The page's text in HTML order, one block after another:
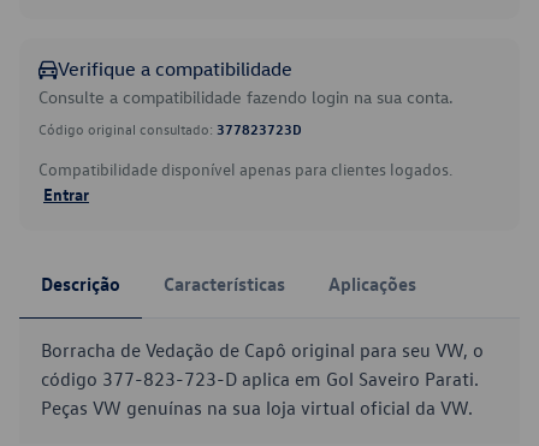
Verifique a compatibilidade
Consulte a compatibilidade fazendo login na sua conta.
Código original consultado: 377823723D
Compatibilidade disponível apenas para clientes logados.
Entrar
Descrição Características Aplicações
Borracha de Vedação de Capô original para seu VW, o
código 377-823-723-D aplica em Gol Saveiro Parati.
Peças VW genuínas na sua loja virtual oficial da VW.